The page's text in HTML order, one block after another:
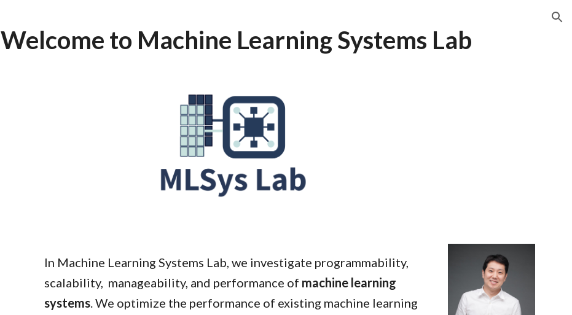
Welcome to Machine Learning Systems Lab
In Machine Learning Systems Lab, we investigate programmability,
scalability, manageability, and performance of machine learning
systems. We optimize the performance of existing machine learning